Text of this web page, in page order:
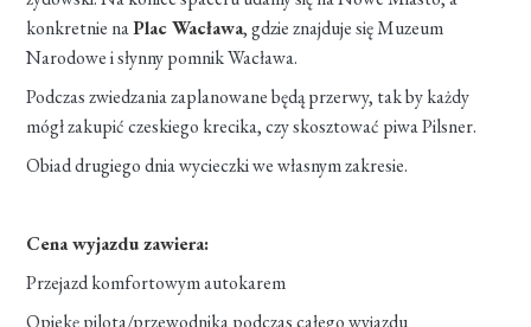
konkretnie naPlac Wacława, gdzie znajduje się Muzeum
Narodowe i słynny pomnik Wacława.
Podczas zwiedzania zaplanowane będą przerwy, tak by każdy
mógł zakupić czeskiego krecika, czy skosztować piwa Pilsner.
Obiad drugiego dnia wycieczki we własnym zakresie.
Cena wyjazdu zawiera:
Przejazd komfortowym autokarem
Opiekę pilota/przewodnika podczas całego wyjazdu